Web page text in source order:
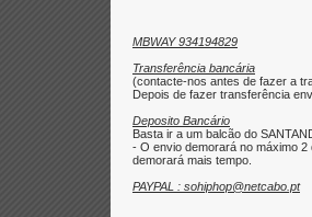
MBWAY 934194829
Transferência bancária
(contacte-nos antes de fazer a
Depois de fazer transferência
Deposito Bancário
Basta ir a um balcão do
- O envio demorará no máximo
demorará mais tempo.
PAYPAL : sohiphop@netcabo.pt